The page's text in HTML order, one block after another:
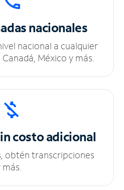
nacionales
nacional a cualquier
México y más.
costo adicional
obtén transcripciones